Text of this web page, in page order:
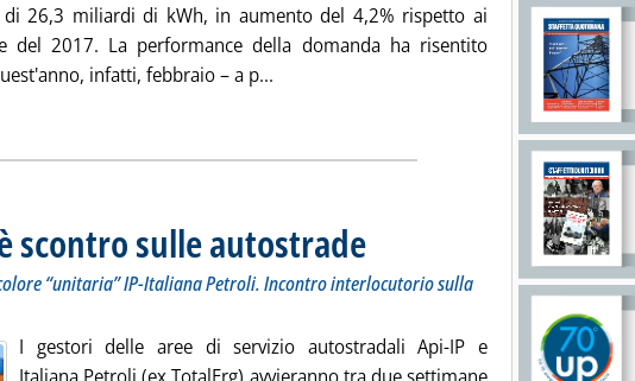
26,3 miliardi di kWh, in aumento del 4,2% rispetto ai
del 2017. La performance della domanda ha risentito
infatti, febbraio – a p... Leggi tutta la notizia: 'Elettricità, il freddo
notizia
scontro sulle autostrade . Sottotitolo: Dopo la prima assemblea di
. Pubblicata giovedì 15 marzo 2018 alle 19.3.
“unitaria” IP-Italiana Petroli. Incontro interlocutorio sulla
I gestori delle aree di servizio autostradali Api-IP e